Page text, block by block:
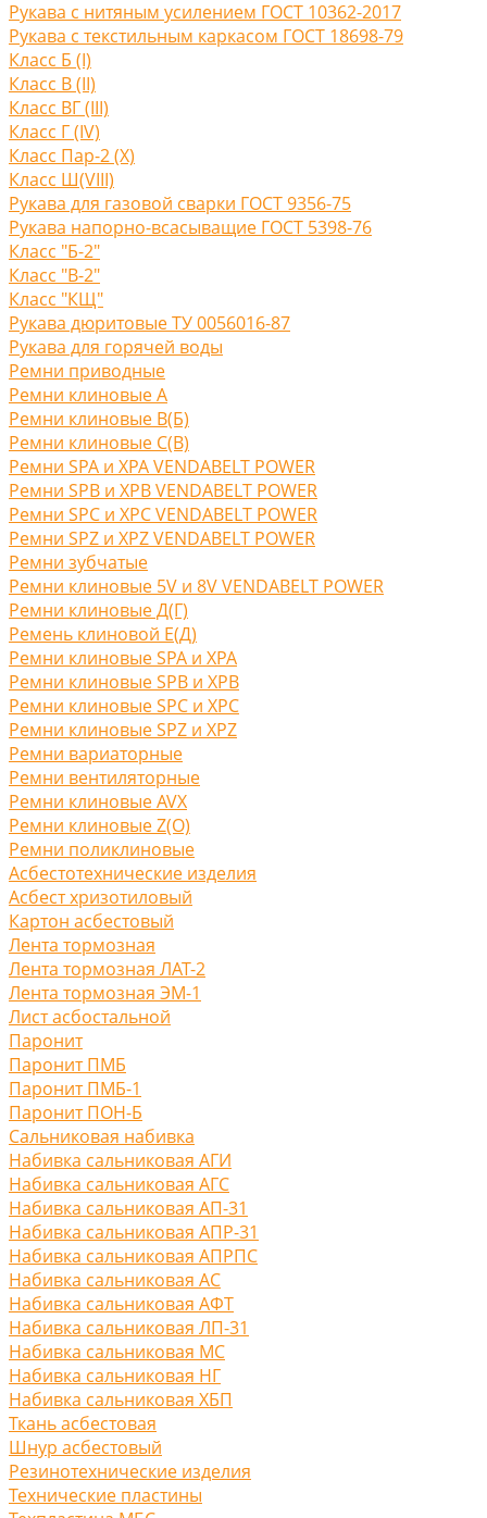
Рукава с нитяным усилением ГОСТ 10362-2017
Рукава с текстильным каркасом ГОСТ 18698-79
Класс Б (I)
Класс В (II)
Класс ВГ (III)
Класс Г (IV)
Класс Пар-2 (X)
Класс Ш(VIII)
Рукава для газовой сварки ГОСТ 9356-75
Рукава напорно-всасыващие ГОСТ 5398-76
Класс "Б-2"
Класс "В-2"
Класс "КЩ"
Рукава дюритовые ТУ 0056016-87
Рукава для горячей воды
Ремни приводные
Ремни клиновые A
Ремни клиновые В(Б)
Ремни клиновые С(B)
Ремни SPA и XPA VENDABELT POWER
Ремни SPB и XPB VENDABELT POWER
Ремни SPC и XPC VENDABELT POWER
Ремни SPZ и XPZ VENDABELT POWER
Ремни зубчатые
Ремни клиновые 5V и 8V VENDABELT POWER
Ремни клиновые Д(Г)
Ремень клиновой Е(Д)
Ремни клиновые SPA и XPA
Ремни клиновые SPB и XPB
Ремни клиновые SPC и XPC
Ремни клиновые SPZ и XPZ
Ремни вариаторные
Ремни вентиляторные
Ремни клиновые AVX
Ремни клиновые Z(O)
Ремни поликлиновые
Асбестотехнические изделия
Асбест хризотиловый
Картон асбестовый
Лента тормозная
Лента тормозная ЛАТ-2
Лента тормозная ЭМ-1
Лист асбостальной
Паронит
Паронит ПМБ
Паронит ПМБ-1
Паронит ПОН-Б
Сальниковая набивка
Набивка сальниковая АГИ
Набивка сальниковая АГС
Набивка сальниковая АП-31
Набивка сальниковая АПР-31
Набивка сальниковая АПРПС
Набивка сальниковая АС
Набивка сальниковая АФТ
Набивка сальниковая ЛП-31
Набивка сальниковая МС
Набивка сальниковая НГ
Набивка сальниковая ХБП
Ткань асбестовая
Шнур асбестовый
Резинотехнические изделия
Технические пластины